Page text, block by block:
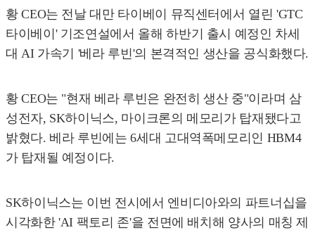
황 CEO는 전날 대만 타이베이 뮤직센터에서 열린 'GTC
타이베이' 기조연설에서 올해 하반기 출시 예정인 차세
대 AI 가속기 '베라 루빈'의 본격적인 생산을 공식화했다.
황 CEO는 "현재 베라 루빈은 완전히 생산 중"이라며 삼
성전자, SK하이닉스, 마이크론의 메모리가 탑재됐다고
밝혔다. 베라 루빈에는 6세대 고대역폭메모리인 HBM4
가 탑재될 예정이다.
SK하이닉스는 이번 전시에서 엔비디아와의 파트너십을
시각화한 'AI 팩토리 존'을 전면에 배치해 양사의 매칭 제